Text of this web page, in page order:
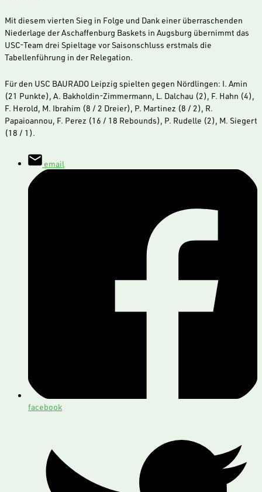
Mit diesem vierten Sieg in Folge und Dank einer überraschenden
Niederlage der Aschaffenburg Baskets in Augsburg übernimmt das
USC-Team drei Spieltage vor Saisonschluss erstmals die
Tabellenführung in der Relegation.
Für den USC BAURADO Leipzig spielten gegen Nördlingen: I. Amin
(21 Punkte), A. Bakholdin-Zimmermann, L. Dalchau (2), F. Hahn (4),
F. Herold, M. Ibrahim (8 / 2 Dreier), P. Martinez (8 / 2), R.
Papaioannou, F. Perez (16 / 18 Rebounds), P. Rudelle (2), M. Siegert
(18 / 1).
email
facebook